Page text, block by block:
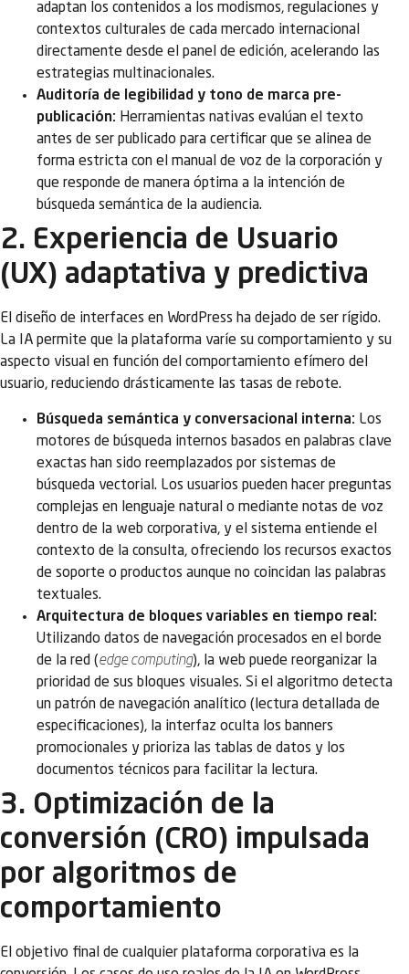
adaptan los contenidos a los modismos, regulaciones y
contextos culturales de cada mercado internacional
directamente desde el panel de edición, acelerando las
estrategias multinacionales.
Auditoría de legibilidad y tono de marca pre-
publicación: Herramientas nativas evalúan el texto
antes de ser publicado para certificar que se alinea de
forma estricta con el manual de voz de la corporación y
que responde de manera óptima a la intención de
búsqueda semántica de la audiencia.
2. Experiencia de Usuario
(UX) adaptativa y predictiva
El diseño de interfaces en WordPress ha dejado de ser rígido.
La IA permite que la plataforma varíe su comportamiento y su
aspecto visual en función del comportamiento efímero del
usuario, reduciendo drásticamente las tasas de rebote.
Búsqueda semántica y conversacional interna: Los
motores de búsqueda internos basados en palabras clave
exactas han sido reemplazados por sistemas de
búsqueda vectorial. Los usuarios pueden hacer preguntas
complejas en lenguaje natural o mediante notas de voz
dentro de la web corporativa, y el sistema entiende el
contexto de la consulta, ofreciendo los recursos exactos
de soporte o productos aunque no coincidan las palabras
textuales.
Arquitectura de bloques variables en tiempo real:
Utilizando datos de navegación procesados en el borde
de la red (edge computing), la web puede reorganizar la
prioridad de sus bloques visuales. Si el algoritmo detecta
un patrón de navegación analítico (lectura detallada de
especificaciones), la interfaz oculta los banners
promocionales y prioriza las tablas de datos y los
documentos técnicos para facilitar la lectura.
3. Optimización de la
conversión (CRO) impulsada
por algoritmos de
comportamiento
El objetivo final de cualquier plataforma corporativa es la